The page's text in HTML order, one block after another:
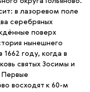
в лазоревом поле
серебряных
поверх
нынешнего
1662 году, когда в
святых Зосимы и
Первые
восходят к 60-м